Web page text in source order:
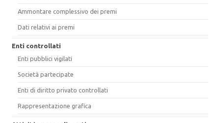
Ammontare complessivo dei premi
Dati relativi ai premi
Enti controllati
Enti pubblici vigilati
Società partecipate
Enti di diritto privato controllati
Rappresentazione grafica